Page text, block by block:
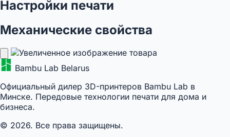
Настройки печати
Механические свойства
Bambu Lab Belarus
Официальный дилер 3D-принтеров Bambu Lab в
Минске. Передовые технологии печати для дома и
бизнеса.
© 2026. Все права защищены.